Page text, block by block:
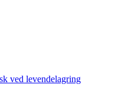
ved levendelagring